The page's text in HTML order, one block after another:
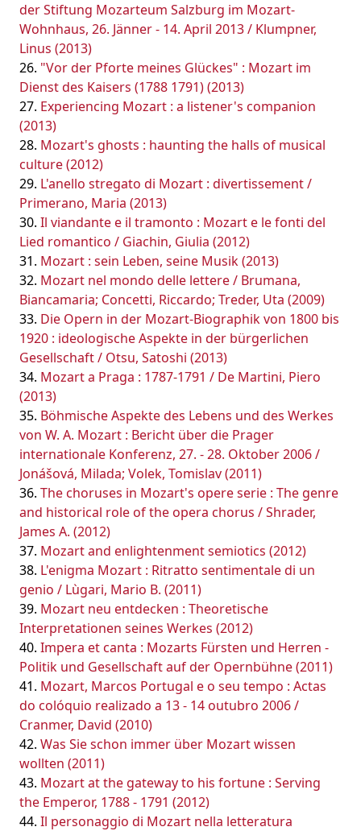
der Stiftung Mozarteum Salzburg im Mozart-
Wohnhaus, 26. Jänner - 14. April 2013 / Klumpner,
Linus (2013)
"Vor der Pforte meines Glückes" : Mozart im
Dienst des Kaisers (1788 1791) (2013)
Experiencing Mozart : a listener's companion
(2013)
Mozart's ghosts : haunting the halls of musical
culture (2012)
L'anello stregato di Mozart : divertissement /
Primerano, Maria (2013)
Il viandante e il tramonto : Mozart e le fonti del
Lied romantico / Giachin, Giulia (2012)
Mozart : sein Leben, seine Musik (2013)
Mozart nel mondo delle lettere / Brumana,
Biancamaria; Concetti, Riccardo; Treder, Uta (2009)
Die Opern in der Mozart-Biographik von 1800 bis
1920 : ideologische Aspekte in der bürgerlichen
Gesellschaft / Otsu, Satoshi (2013)
Mozart a Praga : 1787-1791 / De Martini, Piero
(2013)
Böhmische Aspekte des Lebens und des Werkes
von W. A. Mozart : Bericht über die Prager
internationale Konferenz, 27. - 28. Oktober 2006 /
Jonášová, Milada; Volek, Tomislav (2011)
The choruses in Mozart's opere serie : The genre
and historical role of the opera chorus / Shrader,
James A. (2012)
Mozart and enlightenment semiotics (2012)
L'enigma Mozart : Ritratto sentimentale di un
genio / Lùgari, Mario B. (2011)
Mozart neu entdecken : Theoretische
Interpretationen seines Werkes (2012)
Impera et canta : Mozarts Fürsten und Herren -
Politik und Gesellschaft auf der Opernbühne (2011)
Mozart, Marcos Portugal e o seu tempo : Actas
do colóquio realizado a 13 - 14 outubro 2006 /
Cranmer, David (2010)
Was Sie schon immer über Mozart wissen
wollten (2011)
Mozart at the gateway to his fortune : Serving
the Emperor, 1788 - 1791 (2012)
Il personaggio di Mozart nella letteratura